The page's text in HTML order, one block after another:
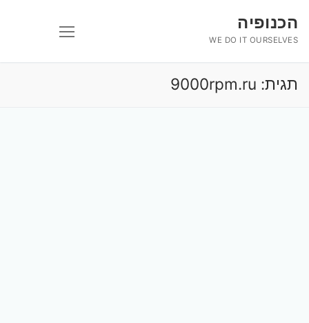
לתוכןהכנופיה
WE DO IT OURSELVES
תגית: 9000rpm.ru